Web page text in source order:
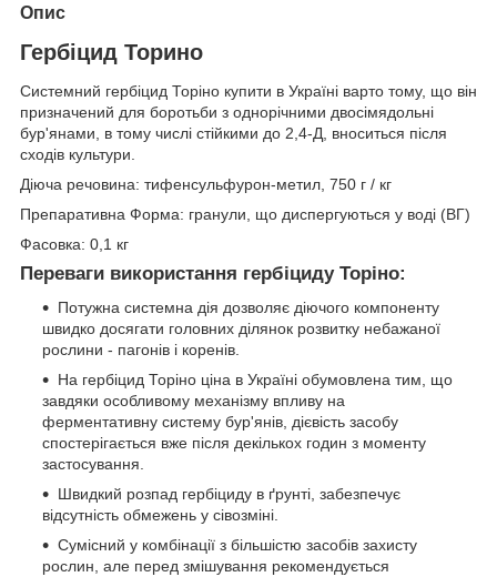
Опис
Гербіцид Торино
Системний гербіцид Торіно купити в Україні варто тому, що він
призначений для боротьби з однорічними двосімядольні
бур'янами, в тому числі стійкими до 2,4-Д, вноситься після
сходів культури.
Діюча речовина: тифенсульфурон-метил, 750 г / кг
Препаративна Форма: гранули, що диспергуються у воді (ВГ)
Фасовка: 0,1 кг
Переваги використання гербіциду Торіно:
Потужна системна дія дозволяє діючого компоненту
швидко досягати головних ділянок розвитку небажаної
рослини - пагонів і коренів.
На гербіцид Торіно ціна в Україні обумовлена тим, що
завдяки особливому механізму впливу на
ферментативну систему бур'янів, дієвість засобу
спостерігається вже після декількох годин з моменту
застосування.
Швидкий розпад гербіциду в ґрунті, забезпечує
відсутність обмежень у сівозміні.
Сумісний у комбінації з більшістю засобів захисту
рослин, але перед змішування рекомендується